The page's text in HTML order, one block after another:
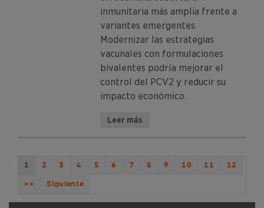
inmunitaria más amplia frente a
variantes emergentes.
Modernizar las estrategias
vacunales con formulaciones
bivalentes podría mejorar el
control del PCV2 y reducir su
impacto económico.
Leer más
1 2 3 4 5 6 7 8 9 10 11 12
>> Siguiente